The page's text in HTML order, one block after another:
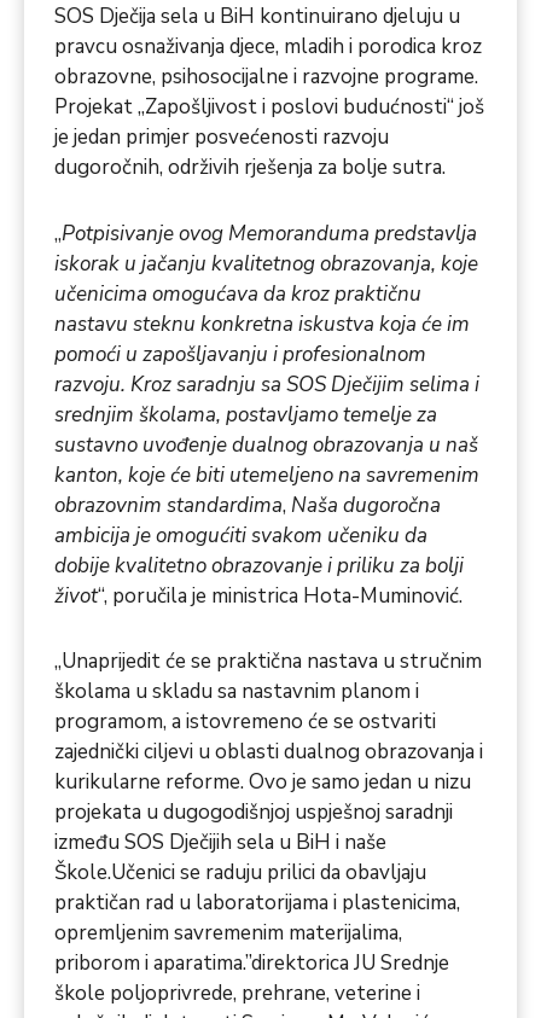
SOS Dječija sela u BiH kontinuirano djeluju u
pravcu osnaživanja djece, mladih i porodica kroz
obrazovne, psihosocijalne i razvojne programe.
Projekat „Zapošljivost i poslovi budućnosti“ još
je jedan primjer posvećenosti razvoju
dugoročnih, održivih rješenja za bolje sutra.
„Potpisivanje ovog Memoranduma predstavlja
iskorak u jačanju kvalitetnog obrazovanja, koje
učenicima omogućava da kroz praktičnu
nastavu steknu konkretna iskustva koja će im
pomoći u zapošljavanju i profesionalnom
razvoju. Kroz saradnju sa SOS Dječijim selima i
srednjim školama, postavljamo temelje za
sustavno uvođenje dualnog obrazovanja u naš
kanton, koje će biti utemeljeno na savremenim
obrazovnim standardima, Naša dugoročna
ambicija je omogućiti svakom učeniku da
dobije kvalitetno obrazovanje i priliku za bolji
život“, poručila je ministrica Hota-Muminović.
„Unaprijedit će se praktična nastava u stručnim
školama u skladu sa nastavnim planom i
programom, a istovremeno će se ostvariti
zajednički ciljevi u oblasti dualnog obrazovanja i
kurikularne reforme. Ovo je samo jedan u nizu
projekata u dugogodišnjoj uspješnoj saradnji
između SOS Dječijih sela u BiH i naše
Škole.Učenici se raduju prilici da obavljaju
praktičan rad u laboratorijama i plastenicima,
opremljenim savremenim materijalima,
priborom i aparatima.”direktorica JU Srednje
škole poljoprivrede, prehrane, veterine i